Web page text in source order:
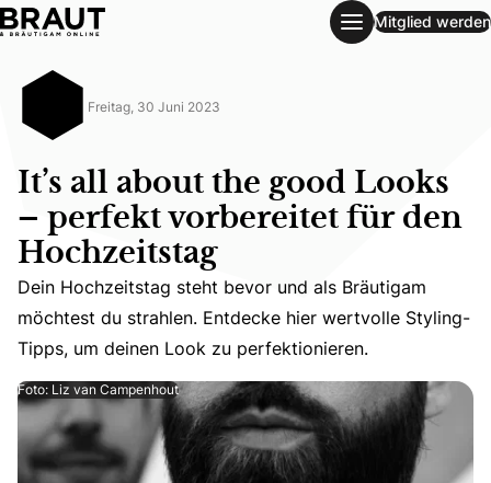
It’s all about the good Looks – perfekt vorbereitet für den
Mitglied werden
Freitag, 30 Juni 2023
It’s all about the good Looks
– perfekt vorbereitet für den
Hochzeitstag
Dein Hochzeitstag steht bevor und als Bräutigam
Dein Hochzeitstag steht bevor und als Bräutigam
möchtest du strahlen. Entdecke hier wertvolle Styling-
Tipps, um deinen Look zu perfektionieren.
Foto: Liz van Campenhout